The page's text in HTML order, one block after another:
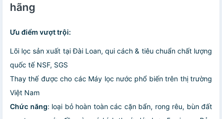
hãng
Ưu điểm vượt trội:
Lõi lọc sản xuất tại Đài Loan, qui cách & tiêu chuẩn chất lượng
quốc tế NSF, SGS
Thay thế được cho các Máy lọc nước phổ biến trên thị trường
Việt Nam
Chức năng: loại bỏ hoàn toàn các cặn bẩn, rong rêu, bùn đất